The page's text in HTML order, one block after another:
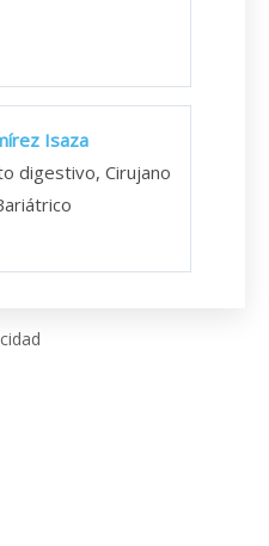
Isaza
digestivo, Cirujano